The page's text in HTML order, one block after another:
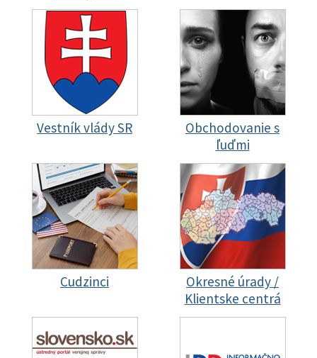
Vestník vlády SR
Obchodovanie s
ľuďmi
Cudzinci
Okresné úrady /
Klientske centrá